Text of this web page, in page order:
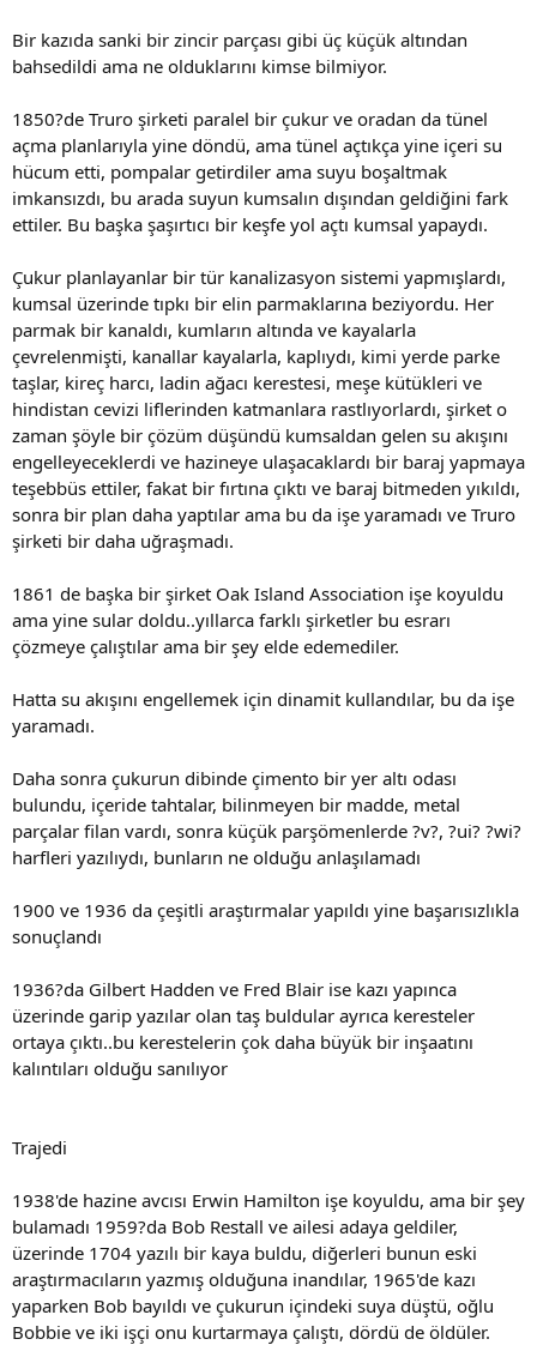
Bir kazıda sanki bir zincir parçası gibi üç küçük altından
bahsedildi ama ne olduklarını kimse bilmiyor.
1850?de Truro şirketi paralel bir çukur ve oradan da tünel
açma planlarıyla yine döndü, ama tünel açtıkça yine içeri su
hücum etti, pompalar getirdiler ama suyu boşaltmak
imkansızdı, bu arada suyun kumsalın dışından geldiğini fark
ettiler. Bu başka şaşırtıcı bir keşfe yol açtı kumsal yapaydı.
Çukur planlayanlar bir tür kanalizasyon sistemi yapmışlardı,
kumsal üzerinde tıpkı bir elin parmaklarına beziyordu. Her
parmak bir kanaldı, kumların altında ve kayalarla
çevrelenmişti, kanallar kayalarla, kaplıydı, kimi yerde parke
taşlar, kireç harcı, ladin ağacı kerestesi, meşe kütükleri ve
hindistan cevizi liflerinden katmanlara rastlıyorlardı, şirket o
zaman şöyle bir çözüm düşündü kumsaldan gelen su akışını
engelleyeceklerdi ve hazineye ulaşacaklardı bir baraj yapmaya
teşebbüs ettiler, fakat bir fırtına çıktı ve baraj bitmeden yıkıldı,
sonra bir plan daha yaptılar ama bu da işe yaramadı ve Truro
şirketi bir daha uğraşmadı.
1861 de başka bir şirket Oak Island Association işe koyuldu
ama yine sular doldu..yıllarca farklı şirketler bu esrarı
çözmeye çalıştılar ama bir şey elde edemediler.
Hatta su akışını engellemek için dinamit kullandılar, bu da işe
yaramadı.
Daha sonra çukurun dibinde çimento bir yer altı odası
bulundu, içeride tahtalar, bilinmeyen bir madde, metal
parçalar filan vardı, sonra küçük parşömenlerde ?v?, ?ui? ?wi?
harfleri yazılıydı, bunların ne olduğu anlaşılamadı
1900 ve 1936 da çeşitli araştırmalar yapıldı yine başarısızlıkla
sonuçlandı
1936?da Gilbert Hadden ve Fred Blair ise kazı yapınca
üzerinde garip yazılar olan taş buldular ayrıca keresteler
ortaya çıktı..bu kerestelerin çok daha büyük bir inşaatını
kalıntıları olduğu sanılıyor
Trajedi
1938'de hazine avcısı Erwin Hamilton işe koyuldu, ama bir şey
bulamadı 1959?da Bob Restall ve ailesi adaya geldiler,
üzerinde 1704 yazılı bir kaya buldu, diğerleri bunun eski
araştırmacıların yazmış olduğuna inandılar, 1965'de kazı
yaparken Bob bayıldı ve çukurun içindeki suya düştü, oğlu
Bobbie ve iki işçi onu kurtarmaya çalıştı, dördü de öldüler.